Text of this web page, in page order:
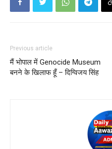
Previous article
मैं भोपाल में Genocide Museum
बनने के खिलाफ हूँ – दिग्विजय सिंह